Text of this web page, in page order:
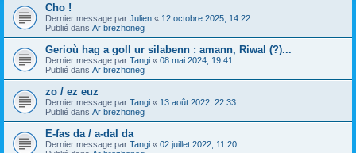
Cho !
Dernier message par Julien « 12 octobre 2025, 14:22
Publié dans Ar brezhoneg
Gerioù hag a goll ur silabenn : amann, Riwal (?)...
Dernier message par Tangi « 08 mai 2024, 19:41
Publié dans Ar brezhoneg
zo / ez euz
Dernier message par Tangi « 13 août 2022, 22:33
Publié dans Ar brezhoneg
E-fas da / a-dal da
Dernier message par Tangi « 02 juillet 2022, 11:20